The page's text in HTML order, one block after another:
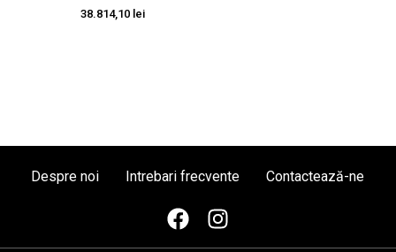
38.814,10 lei
Despre noi Intrebari frecvente Contactează-ne
F
I